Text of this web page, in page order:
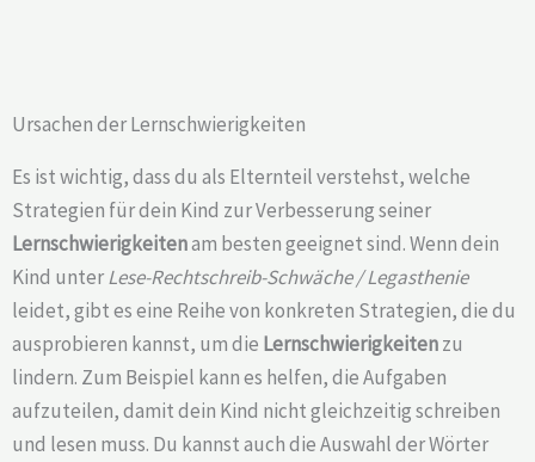
Ursachen der Lernschwierigkeiten
Es ist wichtig, dass du als Elternteil verstehst, welche
Strategien für dein Kind zur Verbesserung seiner
Lernschwierigkeitenam besten geeignet sind. Wenn dein
Kind unterLese-Rechtschreib-Schwäche / Legasthenie
leidet, gibt es eine Reihe von konkreten Strategien, die du
ausprobieren kannst, um die Lernschwierigkeitenzu
lindern. Zum Beispiel kann es helfen, die Aufgaben
aufzuteilen, damit dein Kind nicht gleichzeitig schreiben
und lesen muss. Du kannst auch die Auswahl der Wörter